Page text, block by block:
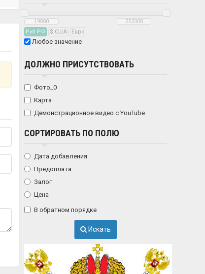
Руб РФ $ США Eвро
Любое значение
ДОЛЖНО ПРИСУТСТВОВАТЬ
Фото_0
Карта
Демонстрационное видео с YouTube
СОРТИРОВАТЬ ПО ПОЛЮ
Дата добавления
Предоплата
Залог
Цена
В обратном порядке
Искать